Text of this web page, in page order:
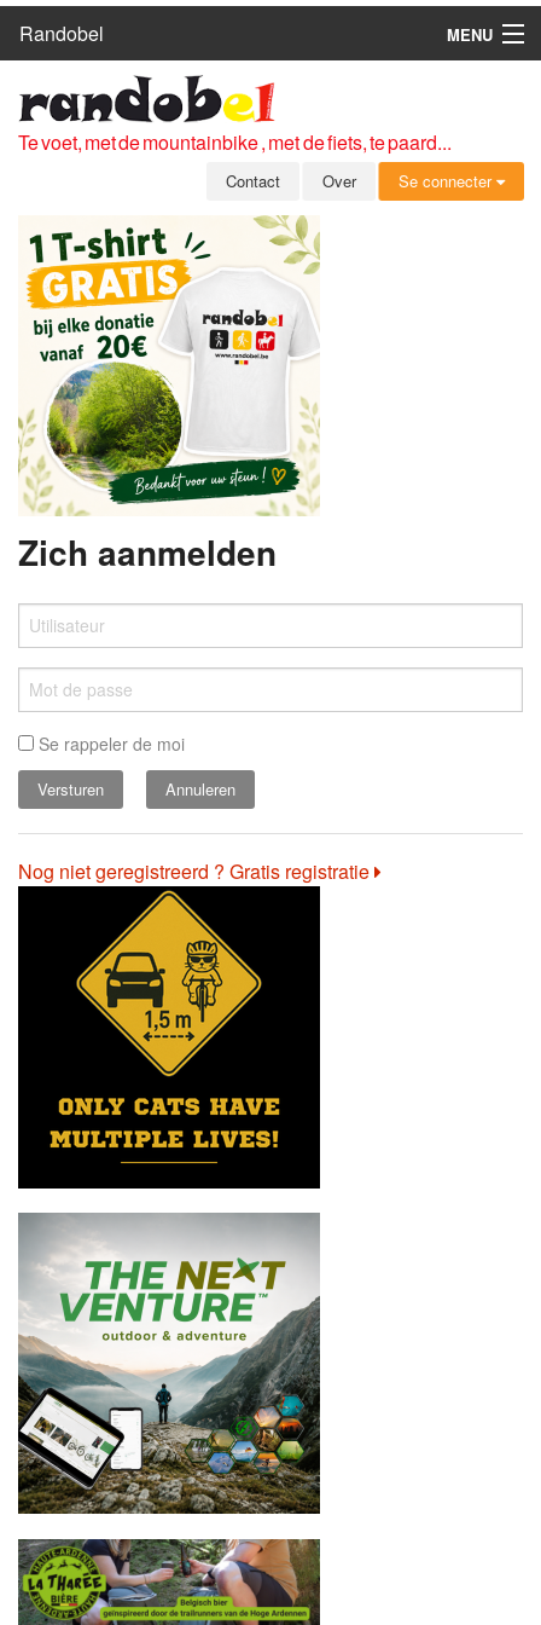
Randobel
MENU
ROUTES
CLUBS
OVER
LEDEN
ZICH AANMELDEN
GRATIS REGISTRATIE
WACHTWOORD VERGETEN
Te voet, met de mountainbike , met de fiets, te paard...
Contact Over Se connecter
Zich aanmelden
Se rappeler de moi
Annuleren
Nog niet geregistreerd ? Gratis registratie